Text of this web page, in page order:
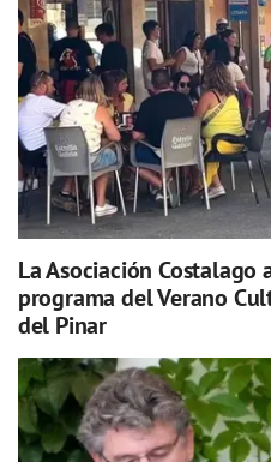
La Asociación Costalago
programa del Verano
del Pinar